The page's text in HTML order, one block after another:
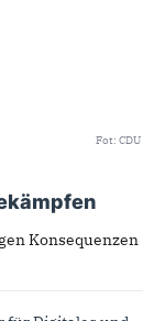
Fot: CDU
Konsequenzen